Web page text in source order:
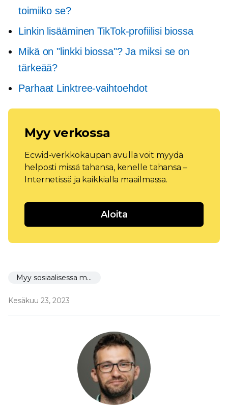
toimiiko se?
Linkin lisääminen TikTok-profiilisi biossa
Mikä on "linkki biossa"? Ja miksi se on
tärkeää?
Parhaat Linktree-vaihtoehdot
Myy verkossa
Ecwid-verkkokaupan avulla voit myydä
helposti missä tahansa, kenelle tahansa –
Internetissä ja kaikkialla maailmassa.
Aloita
Myy sosiaalisessa mediassa
Kesäkuu 23, 2023